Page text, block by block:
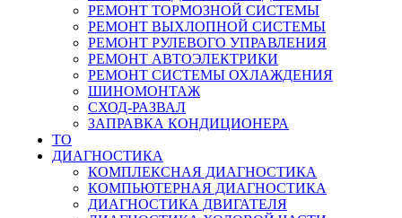
РЕМОНТ ТОРМОЗНОЙ СИСТЕМЫ
РЕМОНТ ВЫХЛОПНОЙ СИСТЕМЫ
РЕМОНТ РУЛЕВОГО УПРАВЛЕНИЯ
РЕМОНТ АВТОЭЛЕКТРИКИ
РЕМОНТ СИСТЕМЫ ОХЛАЖДЕНИЯ
ШИНОМОНТАЖ
СХОД-РАЗВАЛ
ЗАПРАВКА КОНДИЦИОНЕРА
ТО
ДИАГНОСТИКА
КОМПЛЕКСНАЯ ДИАГНОСТИКА
КОМПЬЮТЕРНАЯ ДИАГНОСТИКА
ДИАГНОСТИКА ДВИГАТЕЛЯ